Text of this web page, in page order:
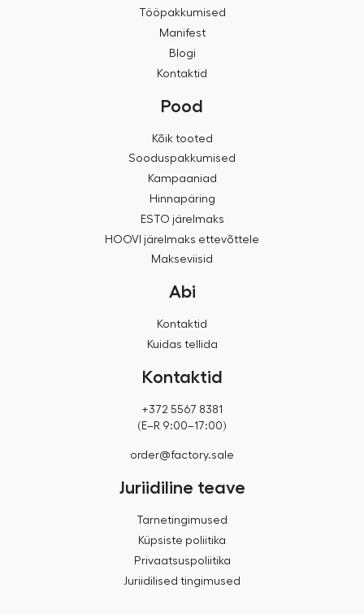
Tööpakkumised
Manifest
Blogi
Kontaktid
Pood
Kõik tooted
Sooduspakkumised
Kampaaniad
Hinnapäring
ESTO järelmaks
HOOVI järelmaks ettevõttele
Makseviisid
Abi
Kontaktid
Kuidas tellida
Kontaktid
+372 5567 8381
(E–R 9:00–17:00)
order@factory.sale
Juriidiline teave
Tarnetingimused
Küpsiste poliitika
Privaatsuspoliitika
Juriidilised tingimused